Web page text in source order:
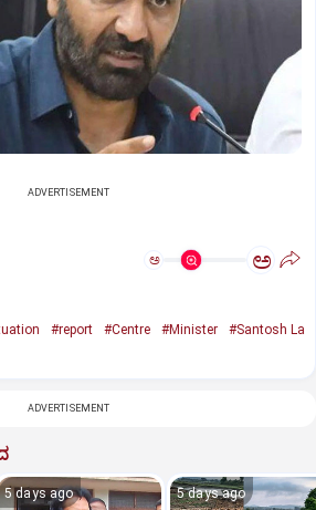
ADVERTISEMENT
ಅ ಅ
#report #Centre #Minister
#Santosh La
ADVERTISEMENT
5 days ago 5 days ago